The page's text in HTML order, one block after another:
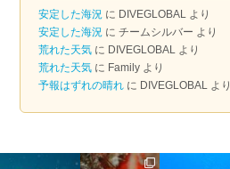
イ
ブ
安定した海況 に DIVEGLOBAL より
安定した海況 にチームシルバー より
荒れた天気 に DIVEGLOBAL より
荒れた天気 に Family より
予報はずれの晴れ に DIVEGLOBAL より